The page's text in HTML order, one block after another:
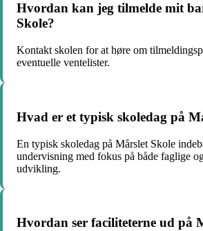
Hvordan kan jeg tilmelde mit
Skole?
Kontakt skolen for at høre om
eventuelle ventelister.
Hvad er et typisk skoledag på
En typisk skoledag på Mårslet Skole
undervisning med fokus på både faglige
udvikling.
Hvordan ser faciliteterne ud på